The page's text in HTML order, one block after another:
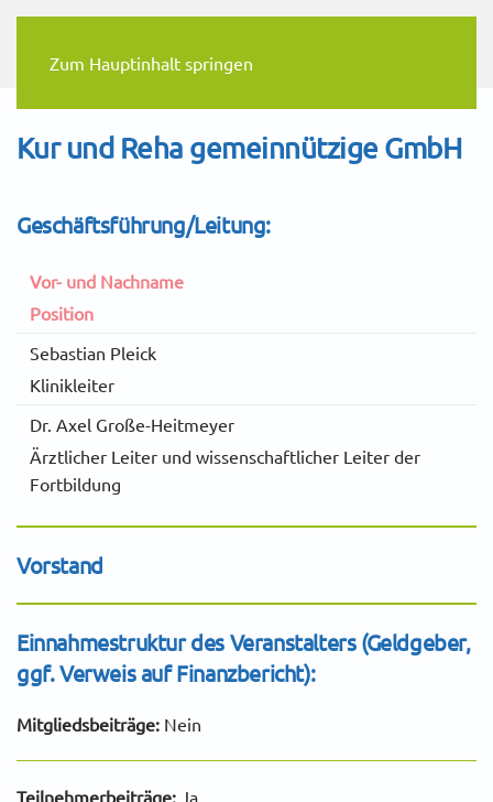
Zum Hauptinhalt springen
Kur und Reha gemeinnützige GmbH
Geschäftsführung/Leitung:
Vor- und Nachname
Position
Sebastian Pleick
Klinikleiter
Dr. Axel Große-Heitmeyer
Ärztlicher Leiter und wissenschaftlicher Leiter der
Fortbildung
Vorstand
Einnahmestruktur des Veranstalters (Geldgeber,
ggf. Verweis auf Finanzbericht):
Mitgliedsbeiträge: Nein
Teilnehmerbeiträge: Ja